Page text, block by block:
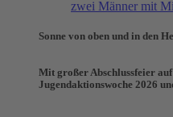
Sonne von oben und in den
Mit großer Abschlussfeier auf
Jugendaktionswoche 2026